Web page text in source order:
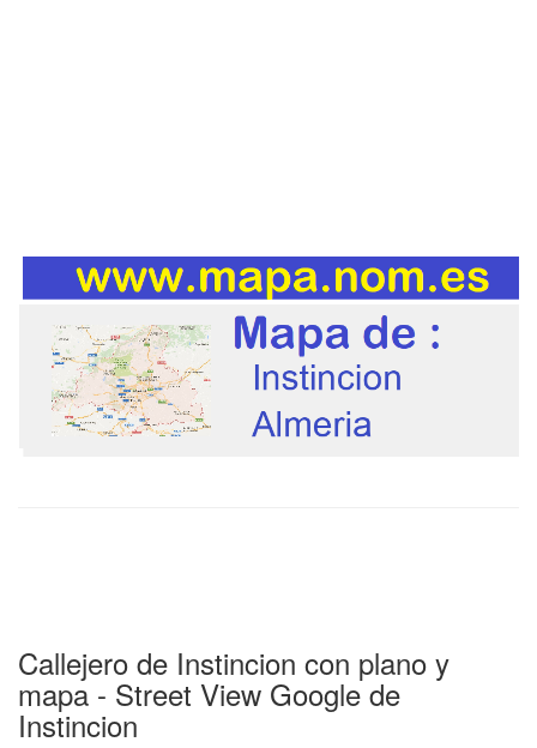
Callejero de Instincion con plano y
mapa - Street View Google de
Instincion